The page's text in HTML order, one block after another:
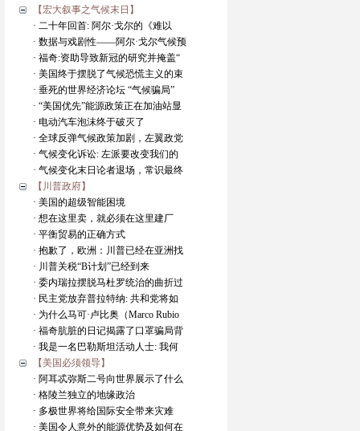
【宏大叙事之气候末日】
· 二十年回首: 阿尔·戈尔的《难以
· 数据与戏剧性——阿尔·戈尔气候预
· 福奇:资助导致新冠的研究并掩盖“
· 美国终于摆脱了气候恐慌主义的束
· 垂死的世界经济论坛 “气候骗局”
· “美国优先”能源政策正在加油站显
· 电动汽车泡沫终于破灭了
· 全球反弹气候政策加剧，左翼政党
· 气候变化诉讼: 左派要改变我们的
· 气候变化末日论者退场，常识最终
【川普政府】
· 美国的超级智能困境
· 想在这里卖，就必须在这里建厂
· 平衡贸易的正确方式
· 抱歉了，欧洲：川普已经在亚洲找
· 川普关税“B计划”已经到来
· 委内瑞拉摆脱马杜罗统治的曲折过
· 民主党放弃普拉特纳: 共和党将如
· 为什么马可·卢比奥（Marco Rubio
· 福奇肮脏的日记揭露了口罩骗局背
· 我是一名巴勒斯坦活动人士: 我何
【美国必须领导】
· 阿耳忒弥斯二号向世界展示了什么
· 格陵兰独立的地缘政治
· 多极世界将给国际安全带来灾难
· 美国令人意外的能源优势及如何在